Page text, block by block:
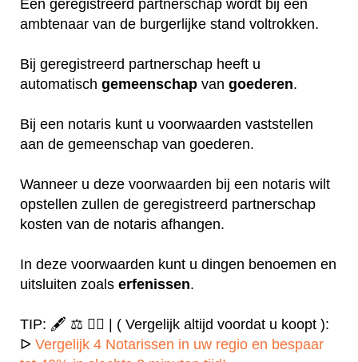
Een geregistreerd partnerschap wordt bij een
ambtenaar van de burgerlijke stand voltrokken.
Bij geregistreerd partnerschap heeft u
automatisch gemeenschap van goederen.
Bij een notaris kunt u voorwaarden vaststellen
aan de gemeenschap van goederen.
Wanneer u deze voorwaarden bij een notaris wilt
opstellen zullen de geregistreerd partnerschap
kosten van de notaris afhangen.
In deze voorwaarden kunt u dingen benoemen en
uitsluiten zoals erfenissen.
TIP: 🖋️ ⚖️ ✍🏻 | ( Vergelijk altijd voordat u koopt ):
ᐅ Vergelijk 4 Notarissen in uw regio en bespaar